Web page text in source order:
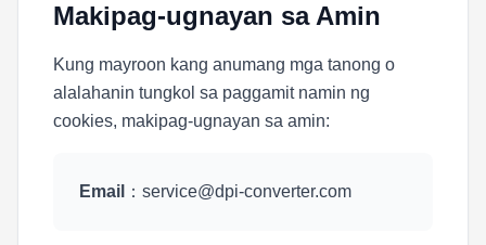
Makipag-ugnayan sa Amin
Kung mayroon kang anumang mga tanong o
alalahanin tungkol sa paggamit namin ng
cookies, makipag-ugnayan sa amin:
Email ： service@dpi-converter.com